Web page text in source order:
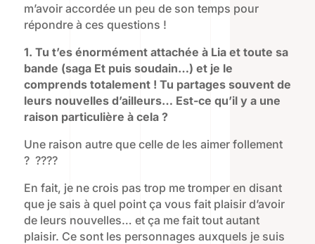
m’avoir accordée un peu de son temps pour
répondre à ces questions !
1. Tu t’es énormément attachée à Lia et toute sa
bande (saga Et puis soudain…) et je le
comprends totalement ! Tu partages souvent de
leurs nouvelles d’ailleurs… Est-ce qu’il y a une
raison particulière à cela ?
Une raison autre que celle de les aimer follement
? ????
En fait, je ne crois pas trop me tromper en disant
que je sais à quel point ça vous fait plaisir d’avoir
de leurs nouvelles… et ça me fait tout autant
plaisir. Ce sont les personnages auxquels je suis